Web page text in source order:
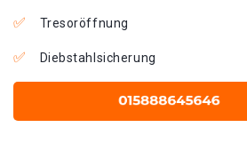
Tresoröffnung
Diebstahlsicherung